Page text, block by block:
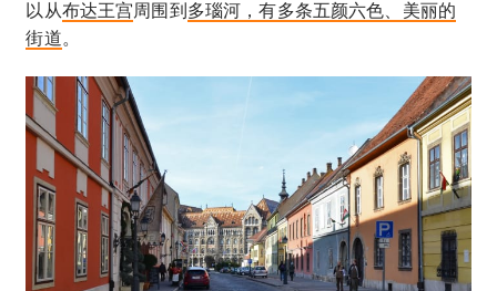
以从布达王宫周围到 多瑙河，有多条五颜六色、美丽的
街道。